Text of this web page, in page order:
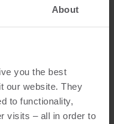
About
you the best
our website. They
to functionality,
visits – all in order to
ja